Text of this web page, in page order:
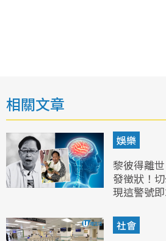
相關文章
娛樂
黎彼得離
發徵狀！
現這警號即
社會